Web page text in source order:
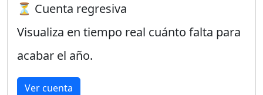
⏳ Cuenta regresiva
Visualiza en tiempo real cuánto falta para
acabar el año.
Ver cuenta